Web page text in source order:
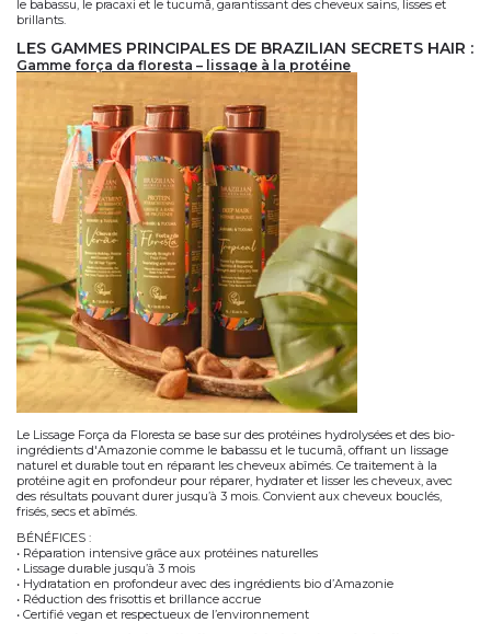
le babassu, le pracaxi et le tucumã, garantissant des cheveux sains, lisses et
brillants.
LES GAMMES PRINCIPALES DE BRAZILIAN SECRETS HAIR :
gamme força da floresta – lissage à la protéine
LeLissage Força da Florestase base sur desprotéines hydrolysées
ingrédients d'Amazonie comme le
naturel et durabletout en réparant les cheveux abîmés. Ce traitement à la
protéine agit en profondeur pourréparer,hydrater
des résultats pouvant durerjusqu’à 3 mois. Convient aux cheveux bouclés,